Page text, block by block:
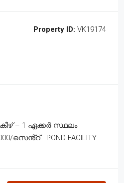
Property ID: VK19174
– 1 ഏക്കർ സ്ഥലം
സെൻ്റ്. POND FACILITY